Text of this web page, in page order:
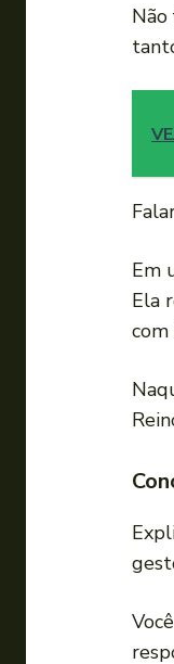
Não
Em
Ela
com